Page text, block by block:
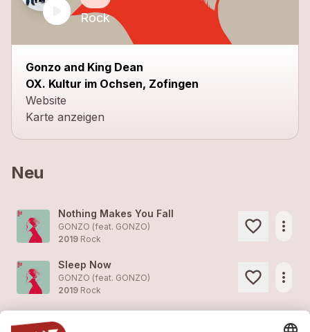
Rock
Gonzo and King Dean
OX. Kultur im Ochsen, Zofingen
Website
Karte anzeigen
Neu
Nothing Makes You Fall
GONZO (feat. GONZO)
2019 Rock
more_horiz
Sleep Now
GONZO (feat. GONZO)
2019 Rock
more_horiz
GONZO more_horiz